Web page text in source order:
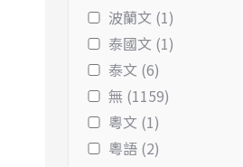
波蘭文 (1)
泰國文 (1)
泰文 (6)
無 (1159)
粵文 (1)
粵語 (2)